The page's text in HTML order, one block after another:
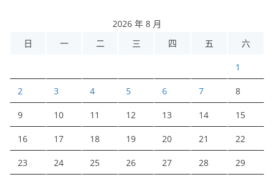
2026 年 8 月
日
一 二 三 四 五 六
1
2 3 4 5 6 7 8
9 10 11 12 13 14 15
16 17 18 19 20 21 22
23 24 25 26 27 28 29